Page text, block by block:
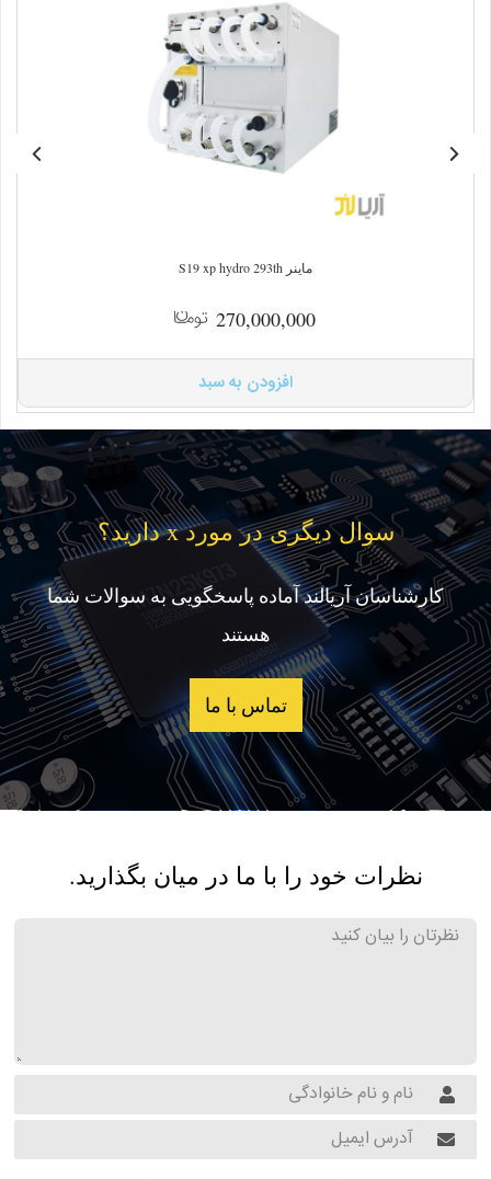
ماینر S19 xp hydro 293th
270,000,000
افزودن به سبد
سوال دیگری در مورد x دارید؟
کارشناسان آریالند آماده پاسخگویی به سوالات شما
هستند
تماس با ما
نظرات خود را با ما در میان بگذارید.